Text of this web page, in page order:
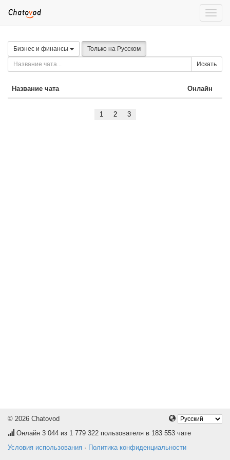
Toggle
Бизнес и финансы Только на Русском
Искать
Название чата Онлайн
1 2 3
© 2026 Chatovod
Онлайн 3 044 из 1 779 322 пользователя в 183 553 чате
Условия использования · Политика конфиденциальности